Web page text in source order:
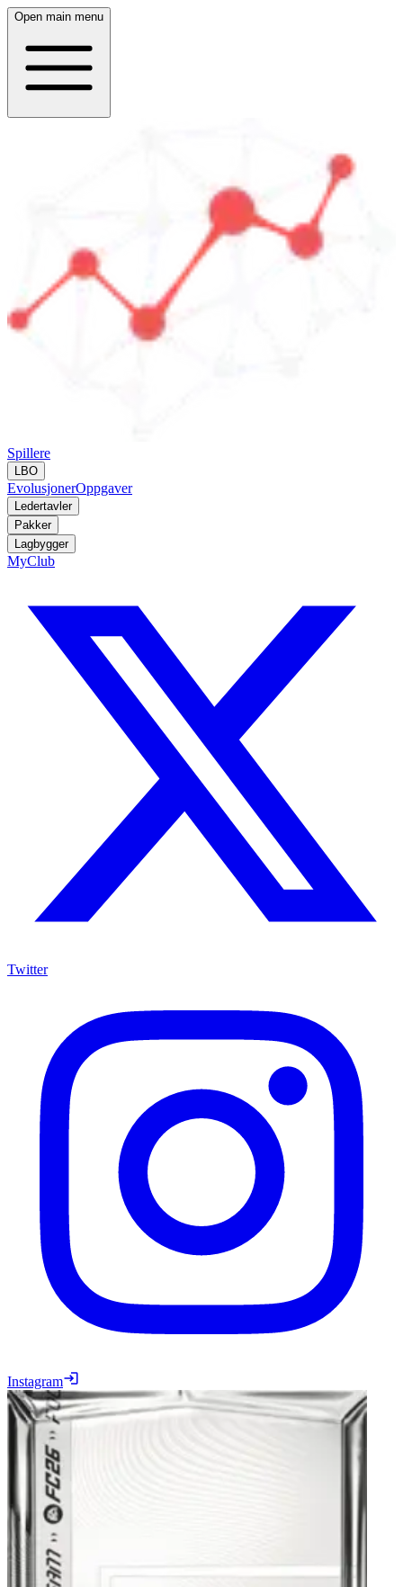
Open main menu
Spillere
LBO
EvolusjonerOppgaver
Ledertavler
Pakker
Lagbygger
MyClub
Twitter
Instagram